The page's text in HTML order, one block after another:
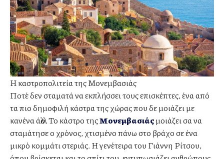
Η καστροπολιτεία της Μονεμβασιάς
Ποτέ δεν σταματά να εκπλήσσει τους επισκέπτες, ένα από
τα πιο δημοφιλή κάστρα της χώρας που δε μοιάζει με
κανένα άλλο. Το κάστρο τηςΜονεμβασιάςμοιάζει σα να
σταμάτησε ο χρόνος, χτισμένο πάνω στο βράχο σε ένα
μικρό κομμάτι στεριάς. Η γενέτειρα του Γιάννη Ρίτσου,